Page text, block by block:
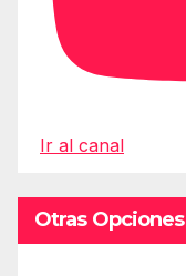
Ir al canal
Otras Opciones